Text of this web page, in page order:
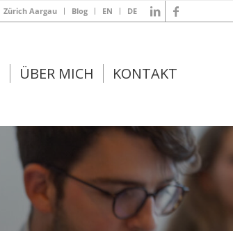
Zürich Aargau Blog EN DE
ÜBER MICH KONTAKT